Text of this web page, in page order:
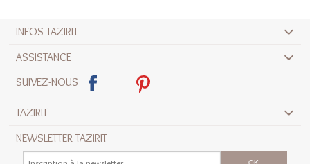
INFOS TAZIRIT
ASSISTANCE
SUIVEZ-NOUS
TAZIRIT
NEWSLETTER TAZIRIT